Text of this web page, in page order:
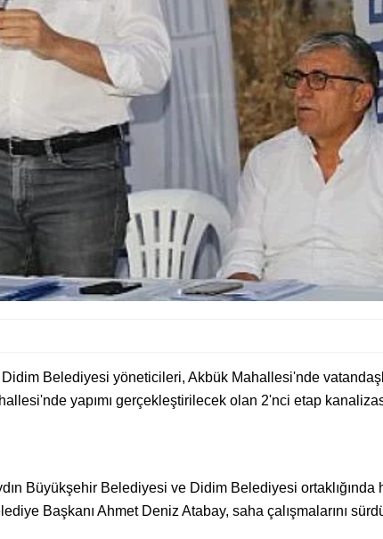
Belediyesi yöneticileri, Akbük Mahallesi'nde
yapımı gerçekleştirilecek olan 2'nci etap
Büyükşehir Belediyesi ve Didim Belediyesi ortaklığında
Başkanı Ahmet Deniz Atabay, saha çalışmalarını